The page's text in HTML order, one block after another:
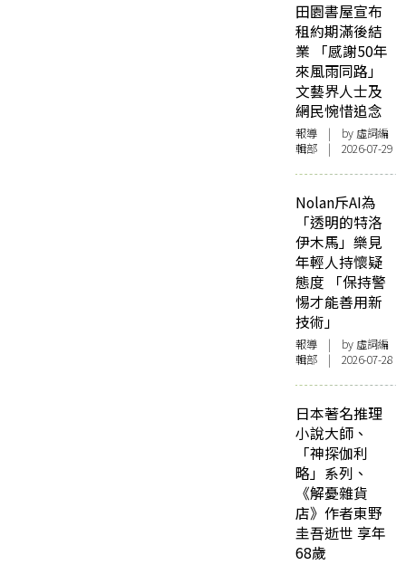
田園書屋宣布
租約期滿後結
業 「感謝50年
來風雨同路」
文藝界人士及
網民惋惜追念
報導 | by 虛詞編
輯部 | 2026-07-29
Nolan斥AI為
「透明的特洛
伊木馬」樂見
年輕人持懷疑
態度 「保持警
惕才能善用新
技術」
報導 | by 虛詞編
輯部 | 2026-07-28
日本著名推理
小說大師、
「神探伽利
略」系列、
《解憂雜貨
店》作者東野
圭吾逝世 享年
68歲